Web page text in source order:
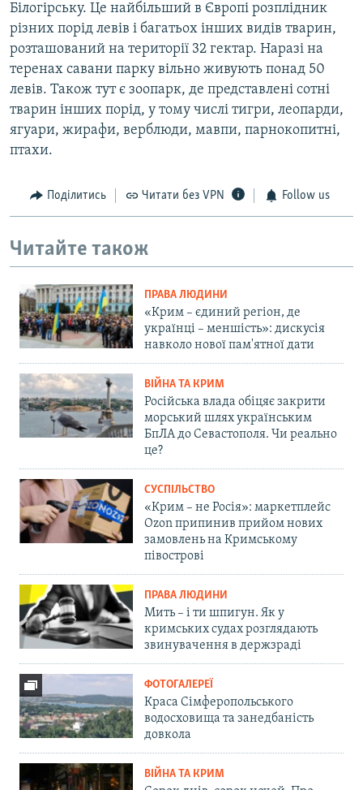
Білогірську. Це найбільший в Європі розплідник
різних порід левів і багатьох інших видів тварин,
розташований на території 32 гектар. Наразі на
теренах савани парку вільно живують понад 50
левів. Також тут є зоопарк, де представлені сотні
тварин інших порід, у тому числі тигри, леопарди,
ягуари, жирафи, верблюди, мавпи, парнокопитні,
птахи.
Поділитись Читати без VPN Follow us
Читайте також
ПРАВА ЛЮДИНИ
«Крим – єдиний регіон, де
українці – меншість»: дискусія
навколо нової пам'ятної дати
ВІЙНА ТА КРИМ
Російська влада обіцяє закрити
морський шлях українським
БпЛА до Севастополя. Чи реально
це?
СУСПІЛЬСТВО
«Крим – не Росія»: маркетплейс
Ozon припинив прийом нових
замовлень на Кримському
півострові
ПРАВА ЛЮДИНИ
Мить – і ти шпигун. Як у
кримських судах розглядають
звинувачення в держзраді
ФОТОГАЛЕРЕЇ
Краса Сімферопольського
водосховища та занедбаність
довкола
ВІЙНА ТА КРИМ